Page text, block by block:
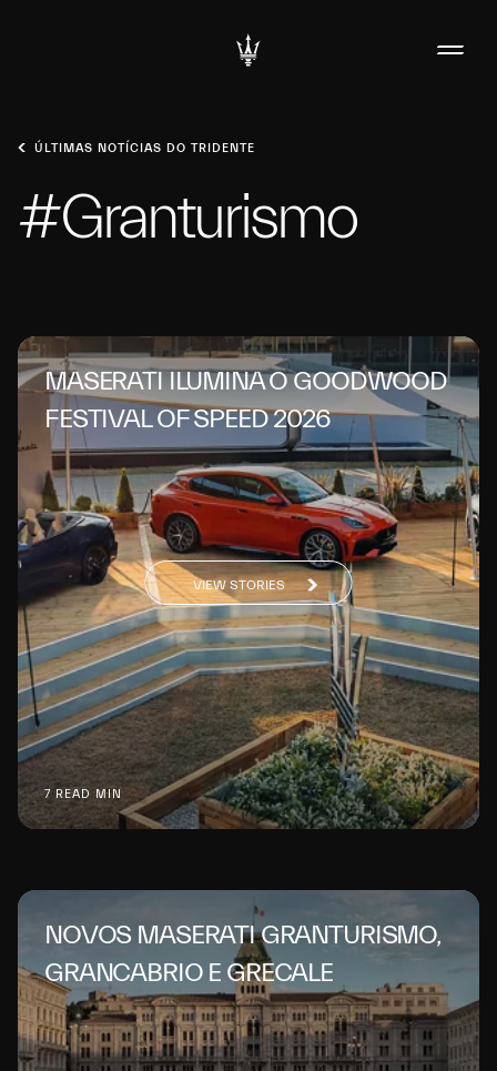
ÚLTIMAS NOTÍCIAS DO TRIDENTE
#Granturismo
MASERATI ILUMINA O GOODWOOD
FESTIVAL OF SPEED 2026
7 READ MIN
VIEW STORIES
NOVOS MASERATI GRANTURISMO,
GRANCABRIO E GRECALE